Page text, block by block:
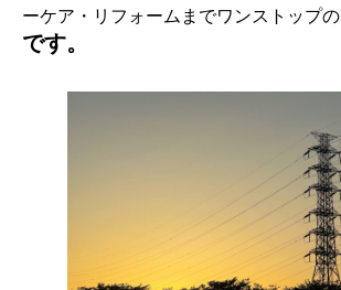
ーケア・リフォームまでワンストップの
です。